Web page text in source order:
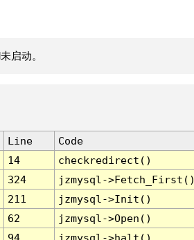
启动。
Line
Code
14
checkredirect()
324
jzmysql-
211
jzmysql->Init()
62
jzmysql->Open()
94
jzmysql->halt()